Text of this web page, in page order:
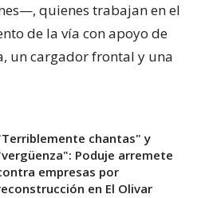
quienes trabajan en el
de la vía con apoyo de
un cargador frontal y una
chantas" y
Poduje arremete
empresas por
en El Olivar